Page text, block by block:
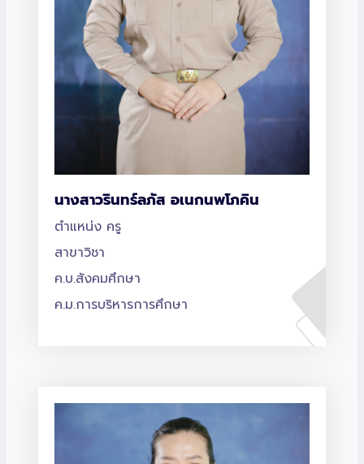
นางสาวรินทร์ลภัส อเนกนพโภคิน
ตำแหน่ง ครู
สาขาวิชา
ค.บ.สังคมศึกษา
ค.ม.การบริหารการศึกษา